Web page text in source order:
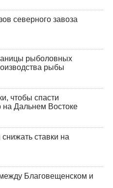
северного завоза
рыболовных
рыбы
чтобы спасти
Дальнем Востоке
ставки на
Благовещенском и